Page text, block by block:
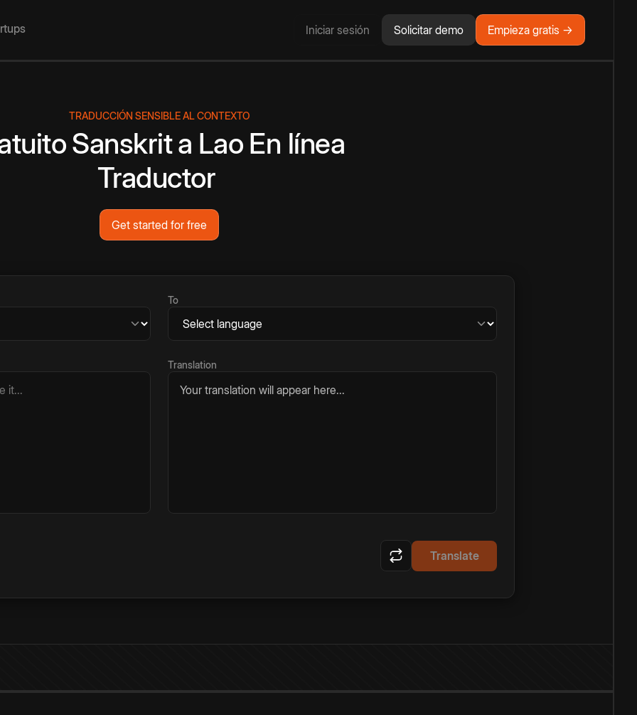
Iniciar sesión Solicitar demo Empieza gratis →
TRADUCCIÓN SENSIBLE AL CONTEXTO
Sanskrita Lao En línea
Traductor
Get started for free
To
Translation
Your translation will appear here...
Translate